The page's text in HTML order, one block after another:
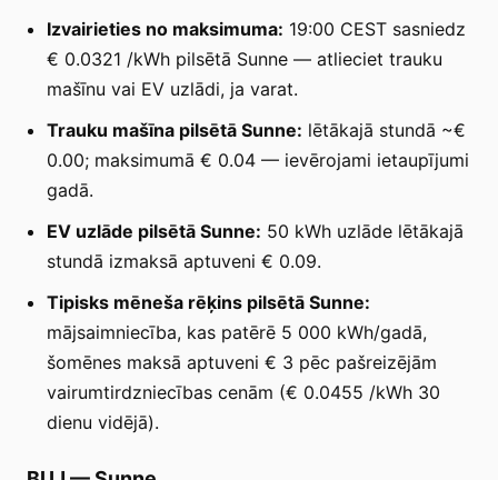
Izvairieties no maksimuma: 19:00 CEST sasniedz
€ 0.0321 /kWh pilsētā Sunne — atlieciet trauku
mašīnu vai EV uzlādi, ja varat.
Trauku mašīna pilsētā Sunne: lētākajā stundā ~€
0.00; maksimumā € 0.04 — ievērojami ietaupījumi
gadā.
EV uzlāde pilsētā Sunne: 50 kWh uzlāde lētākajā
stundā izmaksā aptuveni € 0.09.
Tipisks mēneša rēķins pilsētā Sunne:
mājsaimniecība, kas patērē 5 000 kWh/gadā,
šomēnes maksā aptuveni € 3 pēc pašreizējām
vairumtirdzniecības cenām (€ 0.0455 /kWh 30
dienu vidējā).